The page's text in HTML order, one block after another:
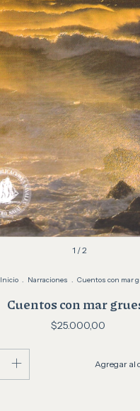
1 /2
Inicio . Narraciones . Cuentos con mar
Cuentos con mar
$25.000,00